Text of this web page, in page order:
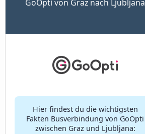
GoOpti von Graz nach Ljubljana
Hier findest du die wichtigsten
Fakten Busverbindung von GoOpti
zwischen Graz und Ljubljana: